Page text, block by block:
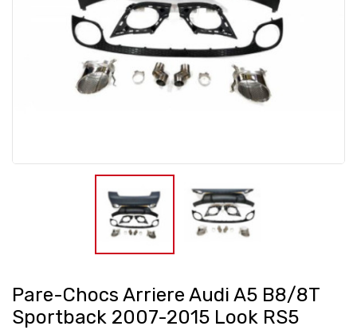
Pare-Chocs Arriere Audi A5 B8/8T
Sportback 2007-2015 Look RS5